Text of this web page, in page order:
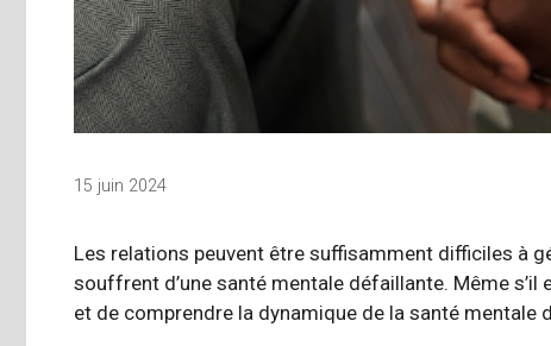
15 juin 2024
Les relations peuvent être suffisamment difficiles à
souffrent d’une santé mentale défaillante. Même s’il
et de comprendre la dynamique de la santé mentale